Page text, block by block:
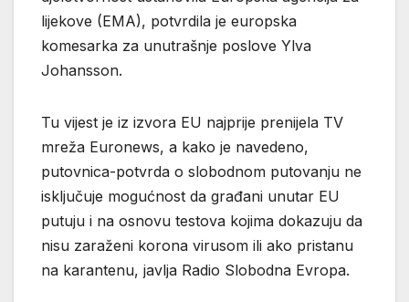
lijekove (EMA), potvrdila je europska
komesarka za unutrašnje poslove Ylva
Johansson.
Tu vijest je iz izvora EU najprije prenijela TV
mreža Euronews, a kako je navedeno,
putovnica-potvrda o slobodnom putovanju ne
isključuje mogućnost da građani unutar EU
putuju i na osnovu testova kojima dokazuju da
nisu zaraženi korona virusom ili ako pristanu
na karantenu, javlja Radio Slobodna Evropa.